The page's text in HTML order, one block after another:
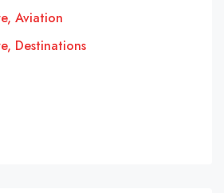
Aviation
Destinations